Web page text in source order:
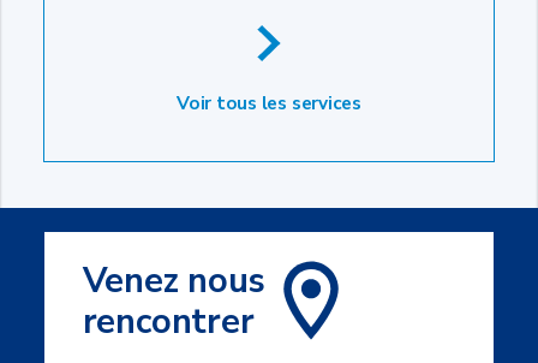
Voir tous les services
Venez nous
rencontrer